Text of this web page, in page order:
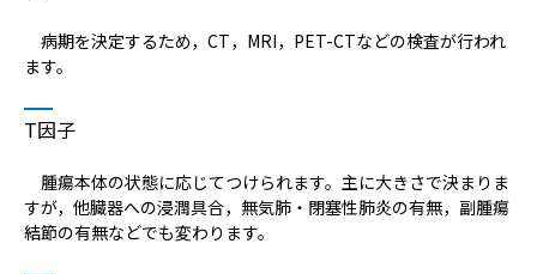
当院の魅力
よくある質問
ご意見箱
病期を決定するため，CT，MRI，PET-CTなどの検査が行われ
ます。
T因子
腫瘍本体の状態に応じてつけられます。主に大きさで決まりま
すが，他臓器への浸潤具合，無気肺・閉塞性肺炎の有無，副腫瘍
結節の有無などでも変わります。